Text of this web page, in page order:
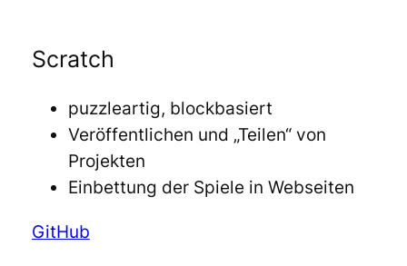
Scratch
puzzleartig, blockbasiert
Veröffentlichen und „Teilen“ von
Projekten
Einbettung der Spiele in Webseiten
GitHub